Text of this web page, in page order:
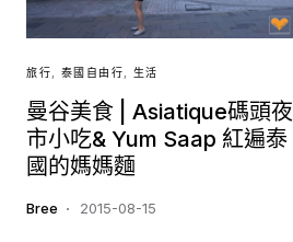
旅行 泰國自由行 生活
曼谷美食 | Asiatique碼頭夜
市小吃& Yum Saap 紅遍泰
國的媽媽麵
Bree 2015-08-15